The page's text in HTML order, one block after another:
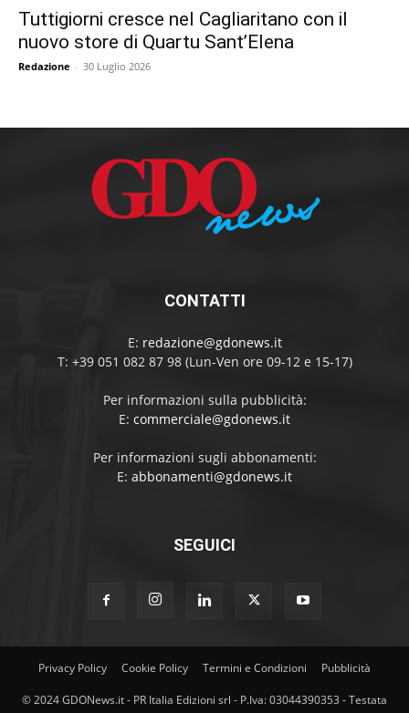
Tuttigiorni cresce nel Cagliaritano con il
nuovo store di Quartu Sant’Elena
Redazione - 30 Luglio 2026
CONTATTI
E: redazione@gdonews.it
T: +39 051 082 87 98 (Lun-Ven ore 09-12 e 15-17)
Per informazioni sulla pubblicità:
E: commerciale@gdonews.it
Per informazioni sugli abbonamenti:
E: abbonamenti@gdonews.it
SEGUICI
Privacy Policy Cookie Policy Termini e Condizioni Pubblicità
© 2024 GDONews.it - PR Italia Edizioni srl - P.Iva: 03044390353 - Testata